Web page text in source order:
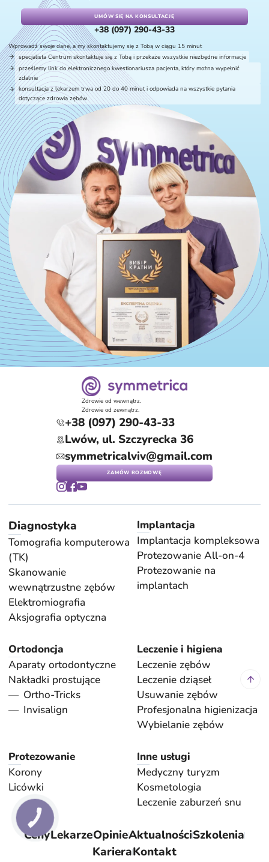
UMÓW SIĘ NA KONSULTACJĘ
+38 (097) 290-43-33
Wprowadź swoje dane, a my skontaktujemy się z Tobą w ciągu 15 minut
specjalista Centrum skontaktuje się z Tobą i przekaże wszystkie niezbędne informacje
prześlemy link do elektronicznego kwestionariusza pacjenta, który można wypełnić
zdalnie
konsultacja z lekarzem trwa od 20 do 40 minut i odpowiada na wszystkie pytania
dotyczące zdrowia zębów
Zdrowie od wewnątrz.
Zdrowie od zewnątrz.
+38 (097) 290-43-33
Lwów, ul. Szczyrecka 36
symmetricalviv@gmail.com
ZAMÓW ROZMOWĘ
Diagnostyka
Tomografia komputerowa
(TK)
Skanowanie
wewnątrzustne zębów
Elektromiografia
Aksjografia optyczna
Implantacja
Implantacja kompleksowa
Protezowanie All-on-4
Protezowanie na
implantach
Ortodoncja
Aparaty ortodontyczne
Nakładki prostujące
Ortho-Tricks
Invisalign
Leczenie i higiena
Leczenie zębów
Leczenie dziąseł
Usuwanie zębów
Profesjonalna higienizacja
Wybielanie zębów
Protezowanie
Korony
Licówki
Inne usługi
Medyczny turyzm
Kosmetologia
Leczenie zaburzeń snu
CenyLekarzeOpinieAktualnościSzkolenia
KarieraKontakt
КНОПКА
ЗВ'ЯЗКУ